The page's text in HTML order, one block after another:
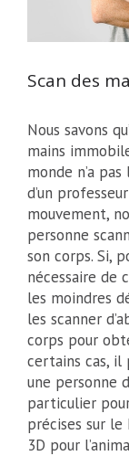
Scan des
Nous savons
mains
monde n’a
d’un
mouvement,
personne
son corps. Si,
nécessaire de
les moindres
les scanner
corps pour
certains cas,
une personne
particulier
précises sur
3D pour